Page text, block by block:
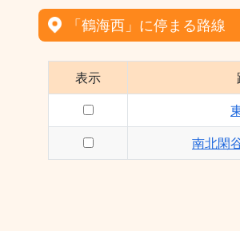
「鶴海西」に停まる路線
表示
南北閑